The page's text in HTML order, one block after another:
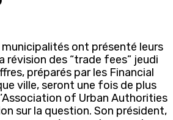
ont présenté leurs
révision des “trade fees” jeudi
préparés par les Financial
ville, seront une fois de plus
of Urban Authorities
sur la question. Son président,